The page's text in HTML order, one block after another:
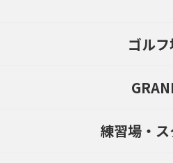
ゴル
練習場・